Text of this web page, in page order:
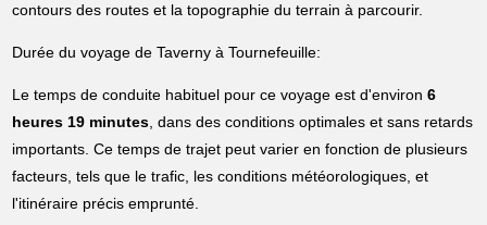
contours des routes et la topographie du terrain à parcourir.
Durée du voyage de Taverny à Tournefeuille:
Le temps de conduite habituel pour ce voyage est d'environ6
heures 19 minutes, dans des conditions optimales et sans retards
importants. Ce temps de trajet peut varier en fonction de plusieurs
facteurs, tels que le trafic, les conditions météorologiques, et
l'itinéraire précis emprunté.